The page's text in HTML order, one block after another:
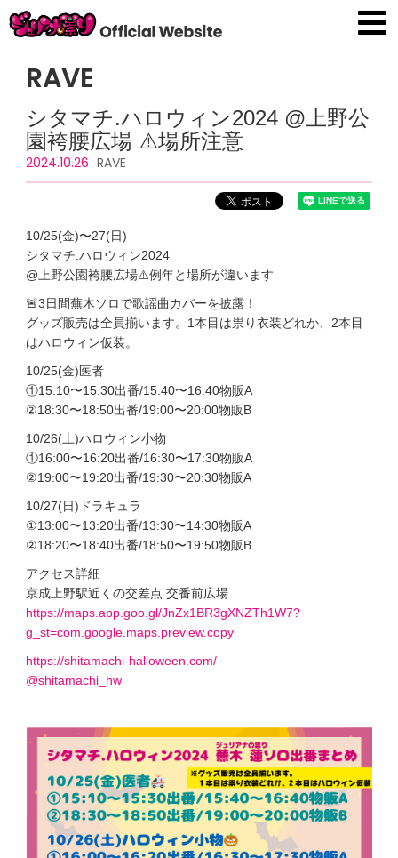
RAVE
シタマチ.ハロウィン2024 @上野公
園袴腰広場 ⚠️場所注意
2024.10.26 RAVE
10/25(金)〜27(日)
シタマチ.ハロウィン2024
@上野公園袴腰広場⚠️例年と場所が違います
🚨3日間蕪木ソロで歌謡曲カバーを披露！
グッズ販売は全員揃います。1本目は祟り衣装どれか、2本目
はハロウィン仮装。
10/25(金)医者
①15:10〜15:30出番/15:40〜16:40物販A
②18:30〜18:50出番/19:00〜20:00物販B
10/26(土)ハロウィン小物
①16:00〜16:20出番/16:30〜17:30物販A
②19:00〜19:20出番/19:30〜20:30物販A
10/27(日)ドラキュラ
①13:00〜13:20出番/13:30〜14:30物販A
②18:20〜18:40出番/18:50〜19:50物販B
アクセス詳細
京成上野駅近くの交差点 交番前広場
https://maps.app.goo.gl/JnZx1BR3gXNZTh1W7?
g_st=com.google.maps.preview.copy
https://shitamachi-halloween.com/
@shitamachi_hw